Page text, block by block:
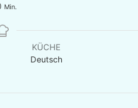
Minuten
Min.
KÜCHE
Deutsch